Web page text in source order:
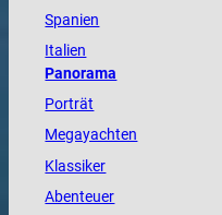
Spanien
Italien
Panorama
Porträt
Megayachten
Klassiker
Abenteuer